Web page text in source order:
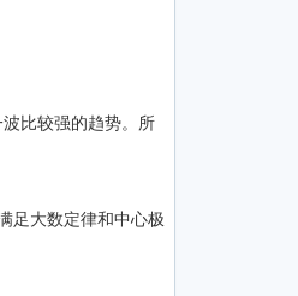
比较强的趋势。所
足大数定律和中心极